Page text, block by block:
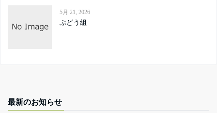
5月 21, 2026
ぶどう組
最新のお知らせ